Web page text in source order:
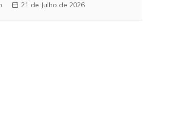
21 de Julho de 2026